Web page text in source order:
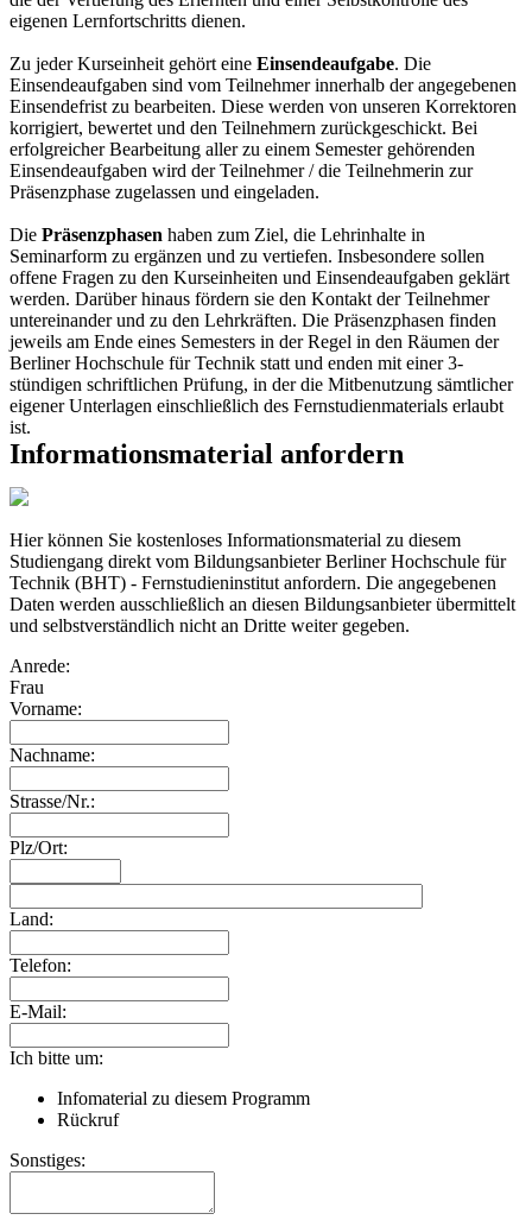
eigenen Lernfortschritts dienen.
Zu jeder Kurseinheit gehört eine Einsendeaufgabe. Die
Einsendeaufgaben sind vom Teilnehmer innerhalb der angegebenen
Einsendefrist zu bearbeiten. Diese werden von unseren Korrektoren
korrigiert, bewertet und den Teilnehmern zurückgeschickt. Bei
erfolgreicher Bearbeitung aller zu einem Semester gehörenden
Einsendeaufgaben wird der Teilnehmer / die Teilnehmerin zur
Präsenzphase zugelassen und eingeladen.
Die Präsenzphasen haben zum Ziel, die Lehrinhalte in
Seminarform zu ergänzen und zu vertiefen. Insbesondere sollen
offene Fragen zu den Kurseinheiten und Einsendeaufgaben geklärt
werden. Darüber hinaus fördern sie den Kontakt der Teilnehmer
untereinander und zu den Lehrkräften. Die Präsenzphasen finden
jeweils am Ende eines Semesters in der Regel in den Räumen der
Berliner Hochschule für Technik statt und enden mit einer 3-
stündigen schriftlichen Prüfung, in der die Mitbenutzung sämtlicher
eigener Unterlagen einschließlich des Fernstudienmaterials erlaubt
ist.
Informationsmaterial anfordern
Hier können Sie kostenloses Informationsmaterial zu diesem
Studiengang direkt vom Bildungsanbieter Berliner Hochschule für
Technik (BHT) - Fernstudieninstitut anfordern. Die angegebenen
Daten werden ausschließlich an diesen Bildungsanbieter übermittelt
und selbstverständlich nicht an Dritte weiter gegeben.
Anrede:
Frau
Vorname:
Nachname:
Strasse/Nr.:
Plz/Ort:
Land:
Telefon:
E-Mail:
Ich bitte um:
Infomaterial zu diesem Programm
Rückruf
Sonstiges: